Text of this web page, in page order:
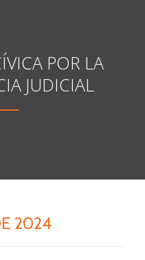
POR LA
JUDICIAL
2024